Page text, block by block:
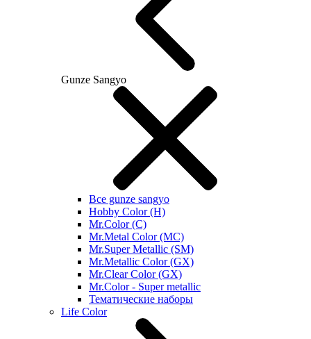
Gunze Sangyo
Все gunze sangyo
Hobby Color (H)
Mr.Color (C)
Mr.Metal Color (MC)
Mr.Super Metallic (SM)
Mr.Metallic Color (GX)
Mr.Clear Color (GX)
Mr.Color - Super metallic
Тематические наборы
Life Color